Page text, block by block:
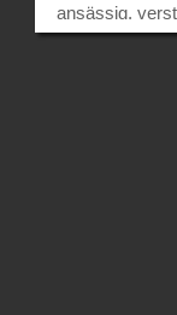
ansässig,
Sammlung für